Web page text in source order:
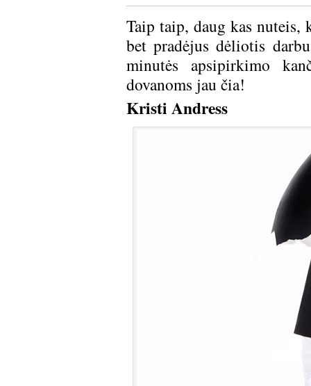
Taip taip, daug kas nuteis,
bet pradėjus dėliotis
minutės apsipirkimo
dovanoms jau čia!
Kristi Andress